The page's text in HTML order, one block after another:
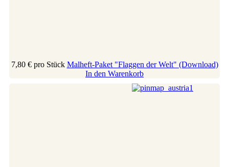
7,80 € pro Stück Malheft-Paket "Flaggen der Welt" (Download)
In den Warenkorb